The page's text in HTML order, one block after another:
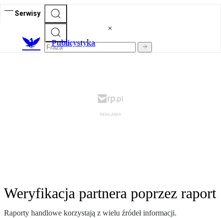
Serwisy
Publicystyka
Weryfikacja partnera poprzez raport
Raporty handlowe korzystają z wielu źródeł informacji.